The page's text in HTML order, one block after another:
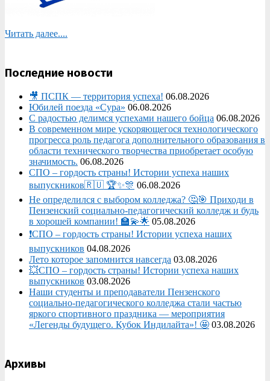
Читать далее....
Последние новости
🎥 ПСПК — территория успеха! 06.08.2026
Юбилей поезда «Сура» 06.08.2026
С радостью делимся успехами нашего бойца 06.08.2026
В современном мире ускоряющегося технологического
прогресса роль педагога дополнительного образования в
области технического творчества приобретает особую
значимость. 06.08.2026
СПО – гордость страны! Истории успеха наших
выпускников🇷🇺 🏆✨🎊 06.08.2026
Не определился с выбором колледжа? 🤔🎯 Приходи в
Пензенский социально-педагогический колледж и будь
в хорошей компании! 🏫💫🌟 05.08.2026
❗СПО – гордость страны! Истории успеха наших
выпускников 04.08.2026
Лето которое запомнится навсегда 03.08.2026
💥СПО – гордость страны! Истории успеха наших
выпускников 03.08.2026
Наши студенты и преподаватели Пензенского
социально‑педагогического колледжа стали частью
яркого спортивного праздника — мероприятия
«Легенды будущего. Кубок Индилайта»! 🤩 03.08.2026
Архивы